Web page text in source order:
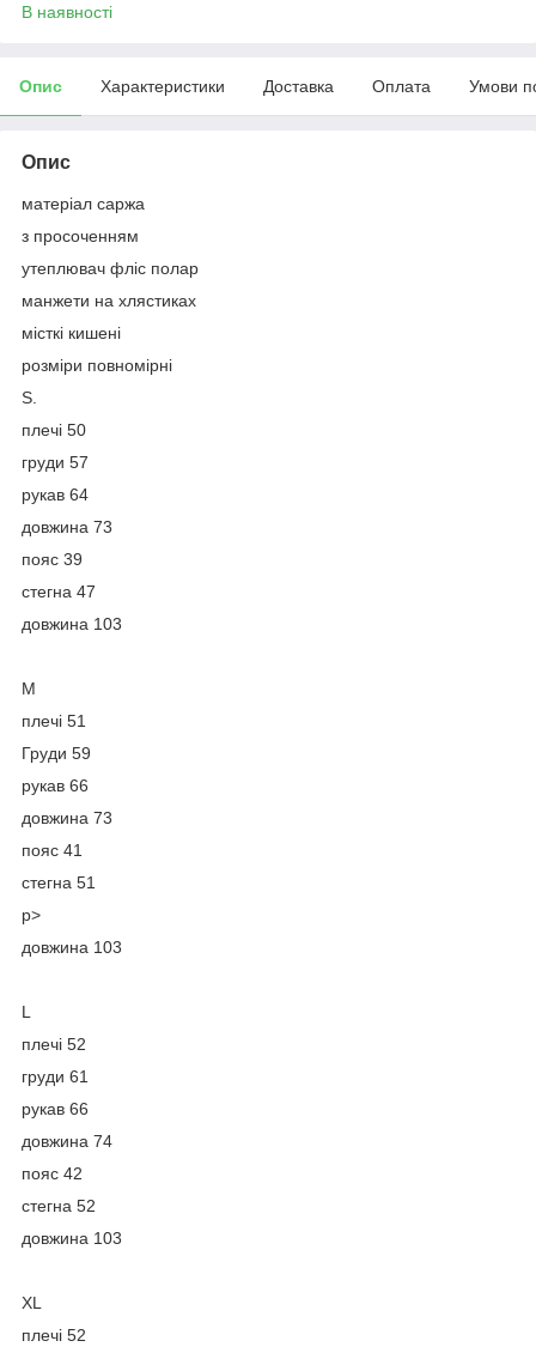
В наявності
Опис Характеристики Доставка Оплата Умови
Опис
матеріал саржа
з просоченням
утеплювач фліс полар
манжети на хлястиках
місткі кишені
розміри повномірні
S.
плечі 50
груди 57
рукав 64
довжина 73
пояс 39
стегна 47
довжина 103
M
плечі 51
Груди 59
рукав 66
довжина 73
пояс 41
стегна 51
p>
довжина 103
L
плечі 52
груди 61
рукав 66
довжина 74
пояс 42
стегна 52
довжина 103
XL
плечі 52